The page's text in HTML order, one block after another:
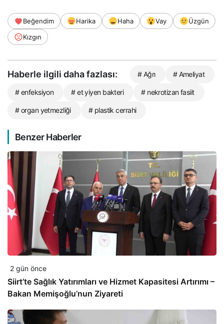
Beğendim Harika Haha Vay
Üzgün
Kızgın
Haberle ilgili daha fazlası: # Ağrı # Ameliyat
# enfeksiyon # et yiyen bakteri # nekrotizan fasiit
# organ yetmezliği # plastik cerrahi
Benzer Haberler
2 gün önce
Siirt’te Sağlık Yatırımları ve Hizmet Kapasitesi Artırımı –
Bakan Memişoğlu’nun Ziyareti